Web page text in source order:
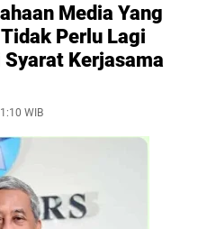
Media Yang
Perlu Lagi
Kerjasama
WIB